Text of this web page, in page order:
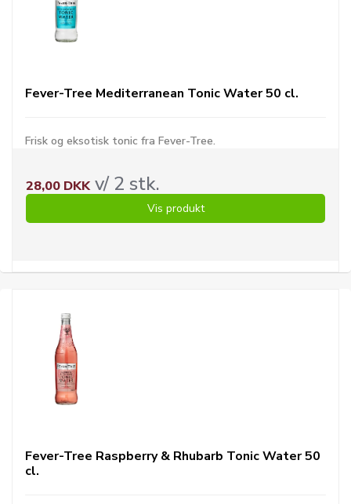
Fever-Tree Mediterranean Tonic Water 50 cl.
Frisk og eksotisk tonic fra Fever-Tree.
28,00 DKKv/ 2 stk.
Vis produkt
Fever-Tree Raspberry & Rhubarb Tonic Water 50
cl.